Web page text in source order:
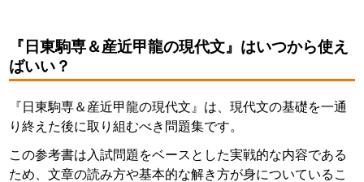
『日東駒専＆産近甲龍の現代文』はいつから使え
ばいい？
『日東駒専＆産近甲龍の現代文』は、現代文の基礎を一通
り終えた後に取り組むべき問題集です。
この参考書は入試問題をベースとした実戦的な内容である
ため、文章の読み方や基本的な解き方が身についているこ